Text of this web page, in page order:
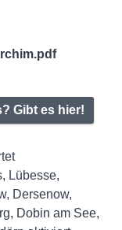
Gibt es hier!
Lübesse,
Dersenow,
Dobin am See,